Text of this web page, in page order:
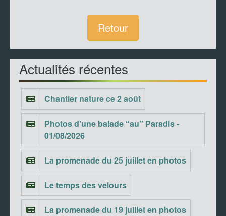
Retour
Actualités récentes
Chantier nature ce 2 août
Photos d’une balade “au” Paradis -
01/08/2026
La promenade du 25 juillet en photos
Le temps des velours
La promenade du 19 juillet en photos